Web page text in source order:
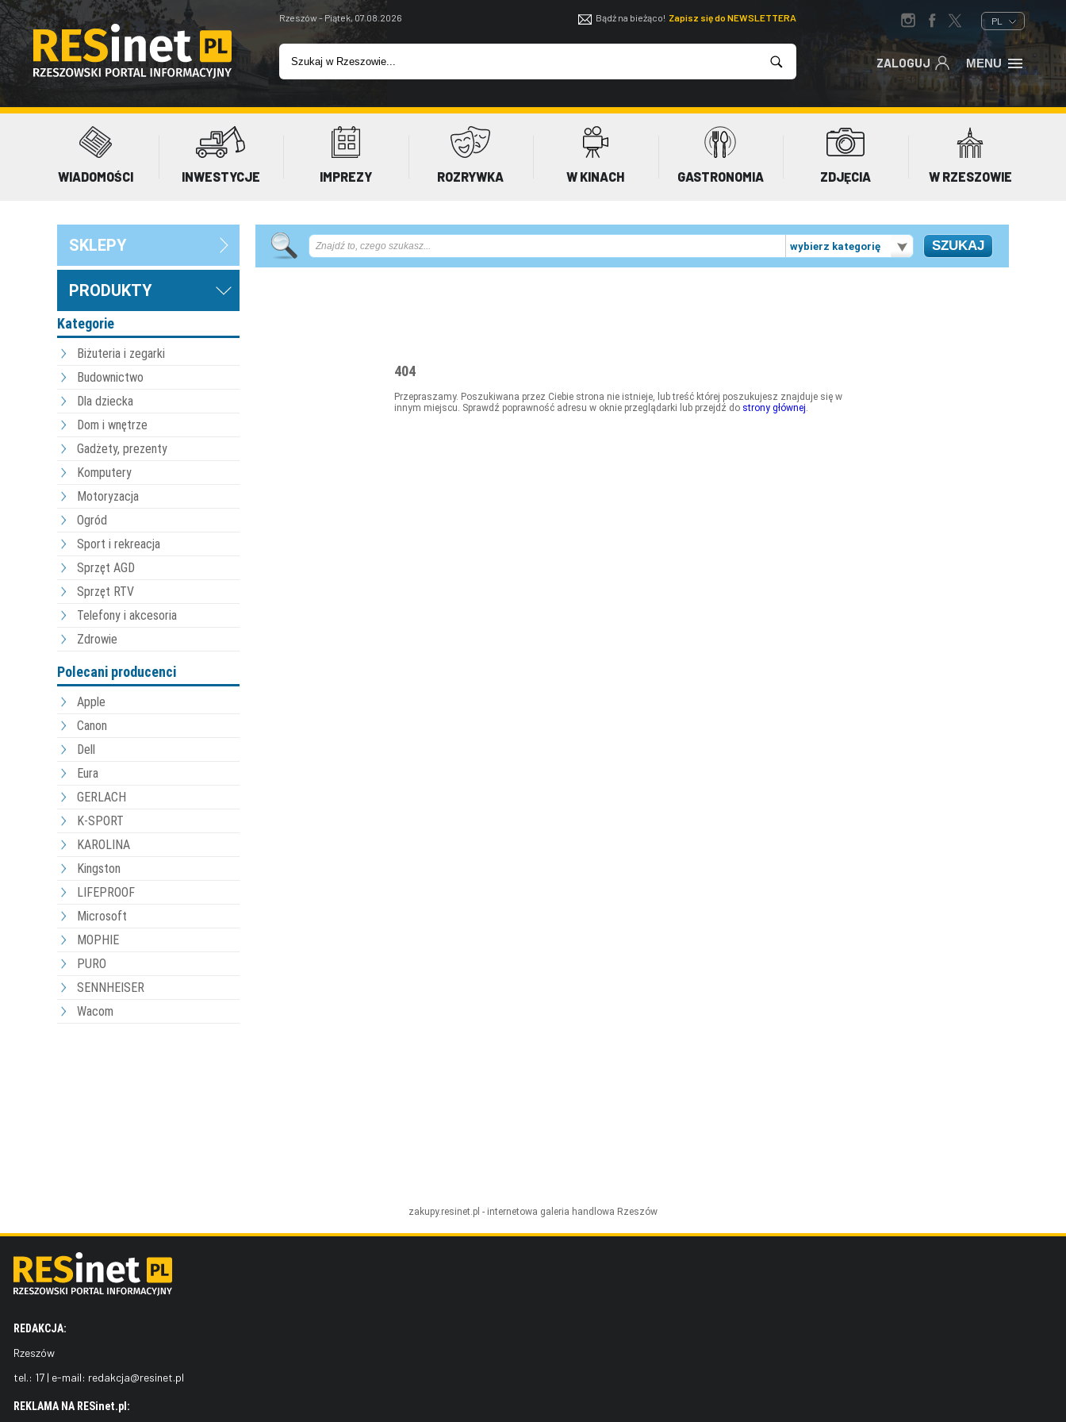
Rzeszów - Piątek, 07.08.2026 Bądź na bieżąco! Zapisz się do NEWSLETTERA PL
ZALOGUJ MENU
WIADOMOŚCI INWESTYCJE IMPREZY ROZRYWKA W KINACH GASTRONOMIA ZDJĘCIA W RZESZOWIE
SKLEPY
PRODUKTY
Kategorie
Biżuteria i zegarki
Budownictwo
Dla dziecka
Dom i wnętrze
Gadżety, prezenty
Komputery
Motoryzacja
Ogród
Sport i rekreacja
Sprzęt AGD
Sprzęt RTV
Telefony i akcesoria
Zdrowie
Polecani producenci
Apple
Canon
Dell
Eura
GERLACH
K-SPORT
KAROLINA
Kingston
LIFEPROOF
Microsoft
MOPHIE
PURO
SENNHEISER
Wacom
wybierz kategorię
404
Przepraszamy. Poszukiwana przez Ciebie strona nie istnieje, lub treść której poszukujesz znajduje się w
innym miejscu. Sprawdź poprawność adresu w oknie przeglądarki lub przejdź do strony głównej.
zakupy.resinet.pl - internetowa galeria handlowa Rzeszów
REDAKCJA:
Rzeszów
tel.: 17 | e-mail: redakcja@resinet.pl
REKLAMA NA RESinet.pl: